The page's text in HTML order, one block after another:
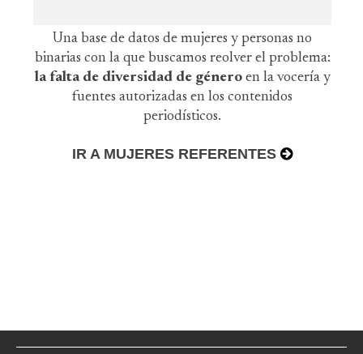
Una base de datos de mujeres y personas no
binarias con la que buscamos reolver el problema:
la falta de diversidad de género en la vocería y
fuentes autorizadas en los contenidos
periodísticos.
IR A MUJERES REFERENTES